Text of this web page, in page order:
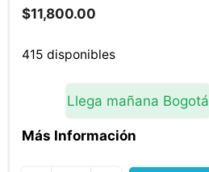
$11,800.00
415 disponibles
Llega mañana Bogotá
Más Información